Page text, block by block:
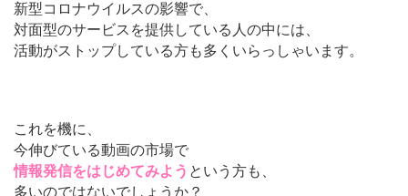
新型コロナウイルスの影響で、
対面型のサービスを提供している人の中には、
活動がストップしている方も多くいらっしゃいます。
これを機に、
今伸びている動画の市場で
情報発信をはじめてみよう という方も、
多いのではないでしょうか？